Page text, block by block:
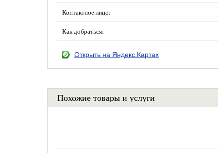
Контактное лицо:
Как добраться:
Открыть на Яндекс.Картах
Похожие товары и услуги